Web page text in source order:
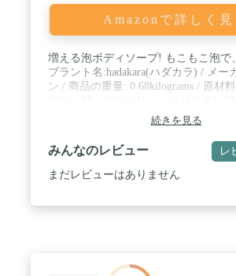
Amazonで詳しく見
増える泡ボディソープ! もこもこ泡で
ブラント名:hadakara(ハダカラ) / メー
ン / 商品の重量: 0.68kilograms / 原材
パルミチン酸、ラウラミドプロピルベ
ノキシエタノール、PEG-8、エタノー
リクオタニウム-6、リン酸K、ステア
料、ポリクオタニウム-7、EDTA
続きを見る
みんなのレビュー レ
まだレビューはありません